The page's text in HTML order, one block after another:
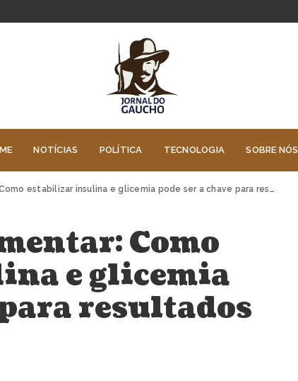
NOTÍCIAS POLÍTICA TECNOLOGIA SOBRE NÓS
insulina e glicemia pode ser a chave para resultados duradouros
Como
e glicemia
resultados